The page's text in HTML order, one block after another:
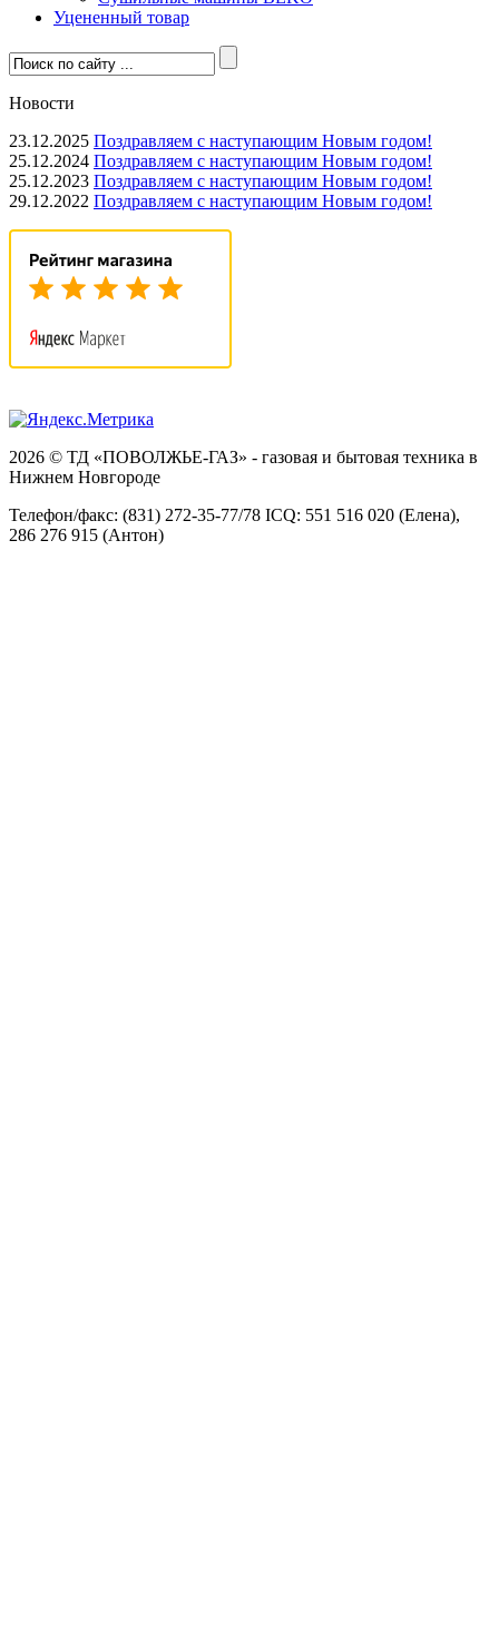
Уцененный товар
Новости
23.12.2025 Поздравляем с наступающим Новым годом!
25.12.2024 Поздравляем с наступающим Новым годом!
25.12.2023 Поздравляем с наступающим Новым годом!
29.12.2022 Поздравляем с наступающим Новым годом!
2026 © ТД «ПОВОЛЖЬЕ-ГАЗ» - газовая и бытовая техника в
Нижнем Новгороде
Телефон/факс: (831) 272-35-77/78 ICQ: 551 516 020 (Елена),
286 276 915 (Антон)